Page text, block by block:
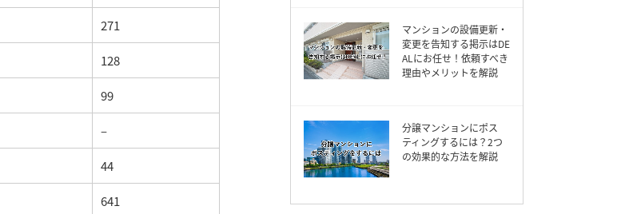
271
128
99
–
44
641
マンションの設備更新・
変更を告知する掲示はDE
ALにお任せ！依頼すべき
理由やメリットを解説
分譲マンションにポス
ティングするには？2つ
の効果的な方法を解説